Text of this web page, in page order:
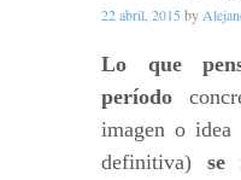
22 abril, 2015 by
Lo que
período
imagen o idea
definitiva) se